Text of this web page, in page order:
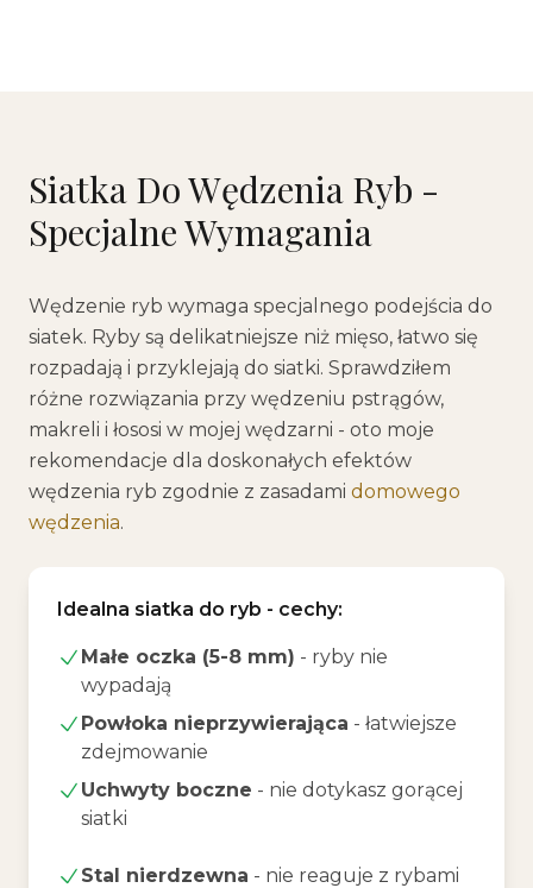
Siatka Do Wędzenia Ryb -
Specjalne Wymagania
Wędzenie ryb wymaga specjalnego podejścia do
siatek. Ryby są delikatniejsze niż mięso, łatwo się
rozpadają i przyklejają do siatki. Sprawdziłem
różne rozwiązania przy wędzeniu pstrągów,
makreli i łososi w mojej wędzarni - oto moje
rekomendacje dla doskonałych efektów
wędzenia ryb zgodnie z zasadami domowego
wędzenia.
Idealna siatka do ryb - cechy:
Małe oczka (5-8 mm) - ryby nie
wypadają
Powłoka nieprzywierająca - łatwiejsze
zdejmowanie
Uchwyty boczne - nie dotykasz gorącej
siatki
Stal nierdzewna - nie reaguje z rybami